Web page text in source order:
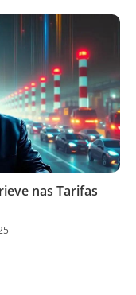
nas Tarifas